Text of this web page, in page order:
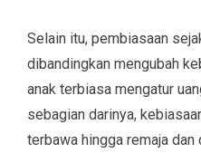
Selain itu, pembiasaan
dibandingkan mengubah
anak terbiasa mengatur
sebagian darinya,
terbawa hingga remaja dan